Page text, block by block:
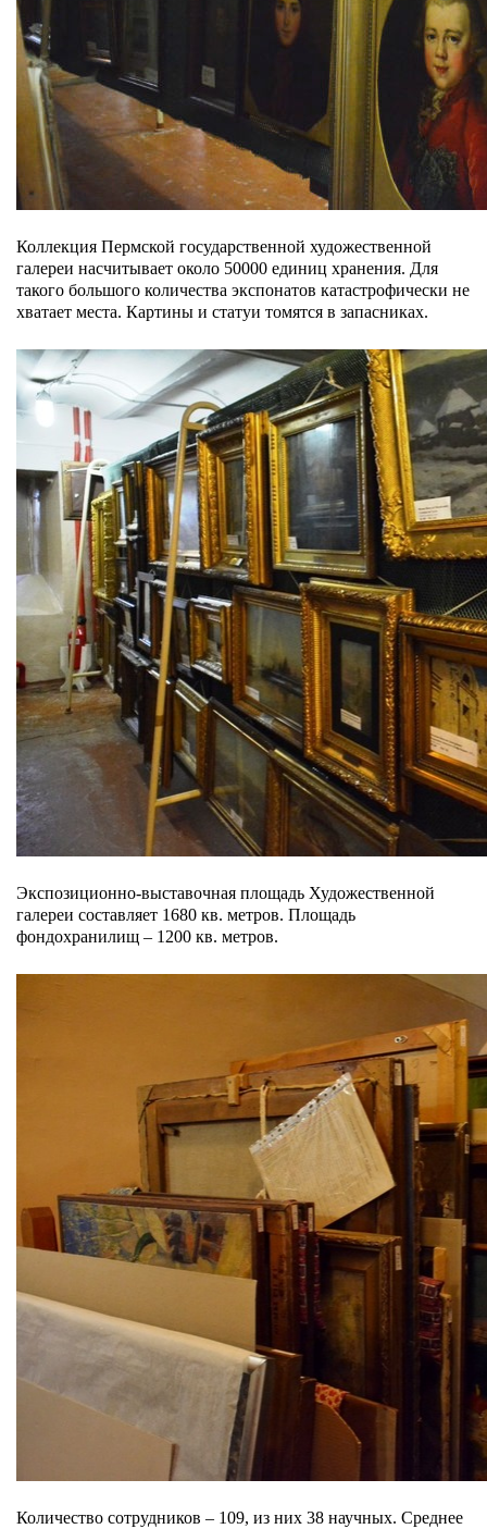
Коллекция Пермской государственной художественной
галереи насчитывает около 50000 единиц хранения. Для
такого большого количества экспонатов катастрофически не
хватает места. Картины и статуи томятся в запасниках.
Экспозиционно-выставочная площадь Художественной
галереи составляет 1680 кв. метров. Площадь
фондохранилищ – 1200 кв. метров.
Количество сотрудников – 109, из них 38 научных. Среднее